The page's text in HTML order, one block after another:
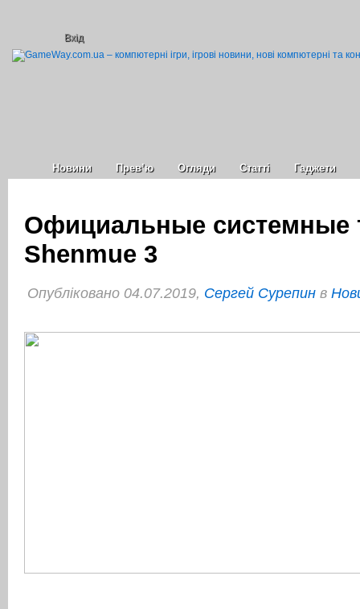
Вхід
Новини Прев’ю Огляди Статті Гаджети
Официальные системные
Shenmue 3
Опубліковано 04.07.2019, Сергей Сурепин в